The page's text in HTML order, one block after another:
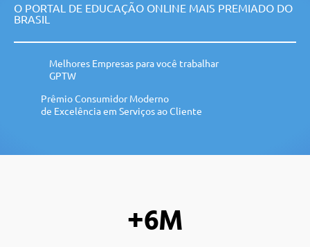
O PORTAL DE EDUCAÇÃO ONLINE MAIS PREMIADO DO
BRASIL
Melhores Empresas para você trabalhar
GPTW
Prêmio Consumidor Moderno
de Excelência em Serviços ao Cliente
+6M